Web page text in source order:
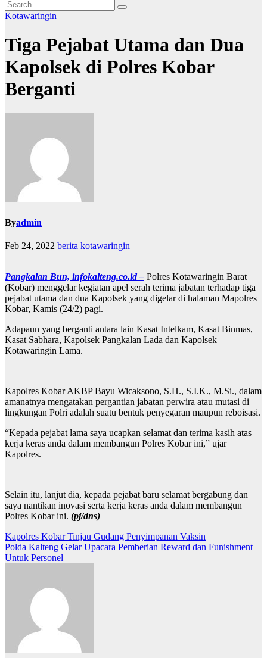
Kotawaringin
Tiga Pejabat Utama dan Dua
Kapolsek di Polres Kobar
Berganti
Byadmin
Feb 24, 2022 berita kotawaringin
Pangkalan Bun, infokalteng.co.id – Polres Kotawaringin Barat
(Kobar) menggelar kegiatan apel serah terima jabatan terhadap tiga
pejabat utama dan dua Kapolsek yang digelar di halaman Mapolres
Kobar, Kamis (24/2) pagi.
Adapaun yang berganti antara lain Kasat Intelkam, Kasat Binmas,
Kasat Sabhara, Kapolsek Pangkalan Lada dan Kapolsek
Kotawaringin Lama.
Kapolres Kobar AKBP Bayu Wicaksono, S.H., S.I.K., M.Si., dalam
amanatnya mengatakan pergantian jabatan perwira atau mutasi di
lingkungan Polri adalah suatu bentuk penyegaran maupun reboisasi.
“Kepada pejabat lama saya ucapkan selamat dan terima kasih atas
kerja keras anda dalam membangun Polres Kobar ini,” ujar
Kapolres.
Selain itu, lanjut dia, kepada pejabat baru selamat bergabung dan
saya nantikan inovasi serta kerja keras anda dalam membangun
Polres Kobar ini. (pj/dns)
N
a
i
Kapolres Kobar Tinjau Gudang Penyimpanan Vaksin
Polda Kalteng Gelar Upacara Pemberian Reward dan Funishment
Untuk Personel